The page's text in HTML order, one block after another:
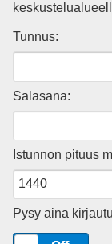
Tunnus:
Salasana:
Istunnon pituus
Pysy aina